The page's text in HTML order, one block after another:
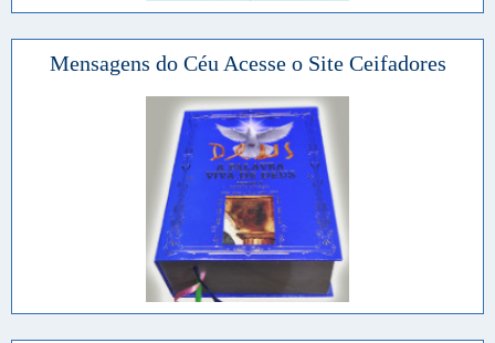
Mensagens do Céu Acesse o Site Ceifadores